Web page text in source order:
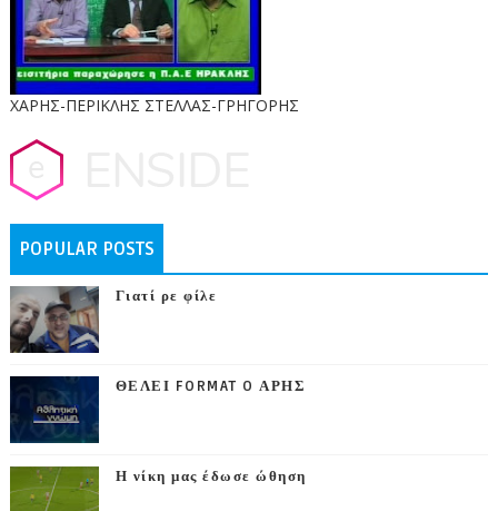
ΧΑΡΗΣ-ΠΕΡΙΚΛΗΣ ΣΤΕΛΛΑΣ-ΓΡΗΓΟΡΗΣ
POPULAR POSTS
Γιατί ρε φίλε
ΘΕΛΕΙ FORMAT O ΑΡΗΣ
Η νίκη μας έδωσε ώθηση